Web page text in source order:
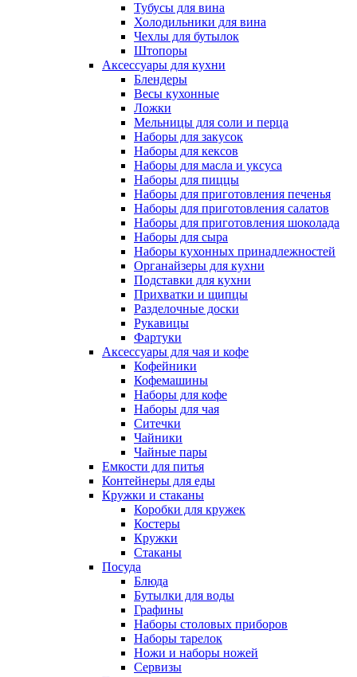
Тубусы для вина
Холодильники для вина
Чехлы для бутылок
Штопоры
Аксессуары для кухни
Блендеры
Весы кухонные
Ложки
Мельницы для соли и перца
Наборы для закусок
Наборы для кексов
Наборы для масла и уксуса
Наборы для пиццы
Наборы для приготовления печенья
Наборы для приготовления салатов
Наборы для приготовления шоколада
Наборы для сыра
Наборы кухонных принадлежностей
Органайзеры для кухни
Подставки для кухни
Прихватки и щипцы
Разделочные доски
Рукавицы
Фартуки
Аксессуары для чая и кофе
Кофейники
Кофемашины
Наборы для кофе
Наборы для чая
Ситечки
Чайники
Чайные пары
Емкости для питья
Контейнеры для еды
Кружки и стаканы
Коробки для кружек
Костеры
Кружки
Стаканы
Посуда
Блюда
Бутылки для воды
Графины
Наборы столовых приборов
Наборы тарелок
Ножи и наборы ножей
Сервизы